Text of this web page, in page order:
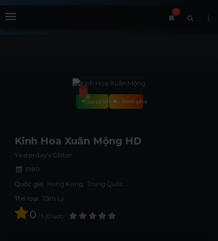
Menu
0
Xem phim
Tập phim
Kinh Hoa Xuân Mộng HD
Yesterday's Glitter
1980
Quốc gia: Hong Kong
Trung Quốc
Thể loại: Tâm Lý
0 / 5 0 lượt